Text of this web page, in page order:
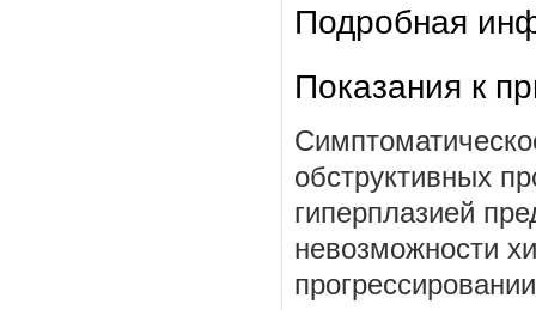
Подробная
Показания к
обструктивных
гиперплазией
невозможности